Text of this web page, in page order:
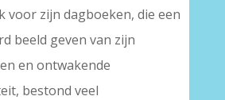
voor zijn dagboeken, die een
beeld geven van zijn
en ontwakende
bestond veel